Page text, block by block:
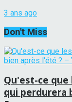
3 ans ago
Don't Miss
Qu'est-ce que
qui perdurera